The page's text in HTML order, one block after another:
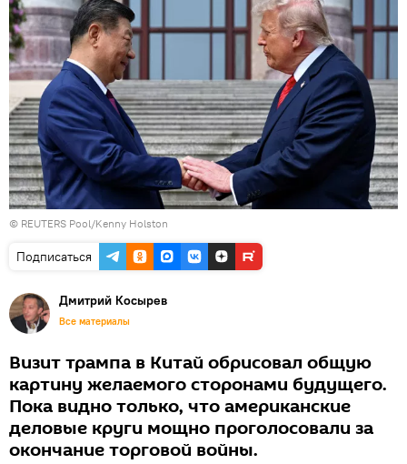
© REUTERS Pool/Kenny Holston
Подписаться
Дмитрий Косырев
Все материалы
Визит трампа в Китай обрисовал общую
картину желаемого сторонами будущего.
Пока видно только, что американские
деловые круги мощно проголосовали за
окончание торговой войны.